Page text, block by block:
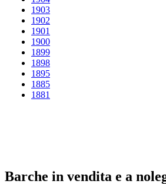
1903
1902
1901
1900
1899
1898
1895
1885
1881
Barche in vendita e a